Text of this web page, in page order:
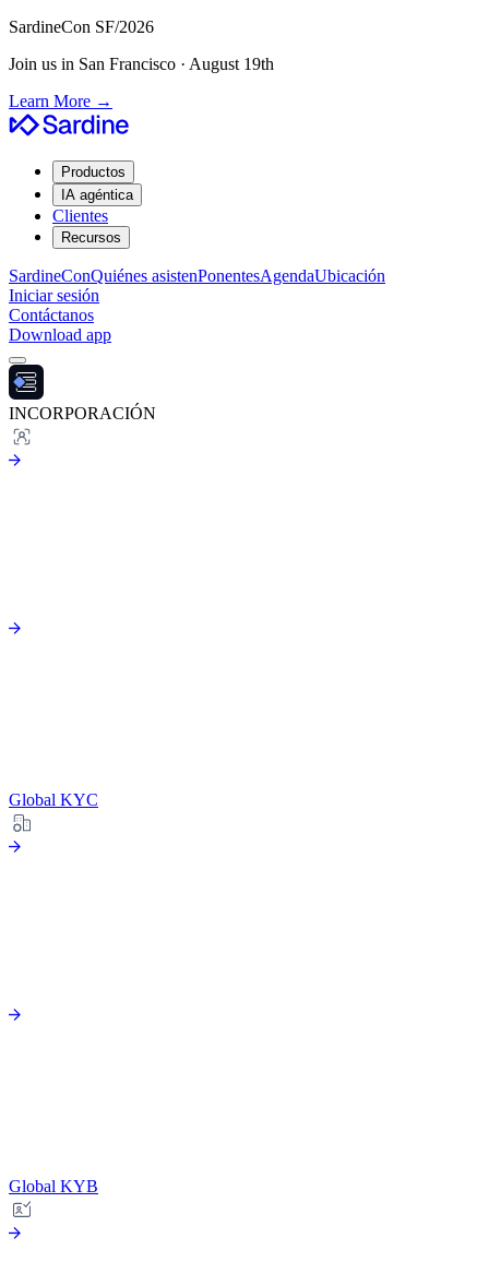
SardineCon SF/2026
Join us in San Francisco · August 19th
Learn More →
Productos
IA agéntica
Clientes
Recursos
SardineConQuiénes asistenPonentesAgendaUbicación
Iniciar sesión
Contáctanos
Download app
INCORPORACIÓN
Global KYC
Global KYB